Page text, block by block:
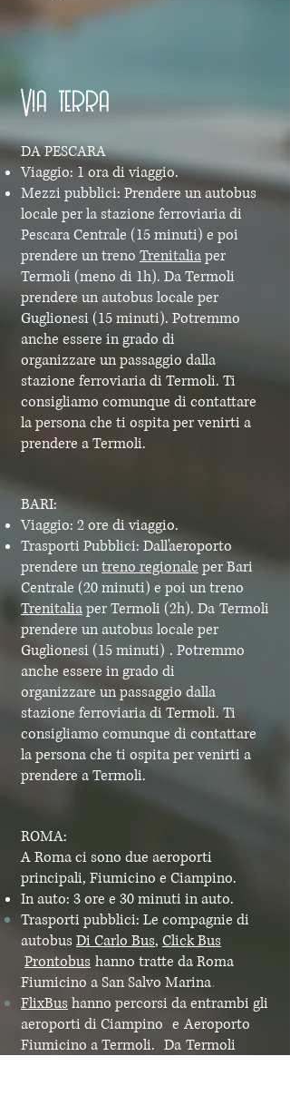
Via terra
DA PESCARA
Viaggio: 1 ora di viaggio.
Mezzi pubblici: Prendere un autobus
locale per la stazione ferroviaria di
Pescara Centrale (15 minuti) e poi
prendere un treno Trenitaliaper
Termoli (meno di 1h). Da Termoli
prendere un autobus locale per
Guglionesi (15 minuti). Potremmo
anche essere in grado di
organizzare un passaggio dalla
stazione ferroviaria di Termoli. Ti
consigliamo comunque di contattare
la persona che ti ospita per venirti a
prendere a Termoli.
BARI:
Viaggio: 2 ore di viaggio.
Trasporti Pubblici: Dall'aeroporto
prendere untreno regionale per Bari
Centrale (20 minuti) e poi un treno
Trenitaliaper Termoli (2h). Da Termoli
prendere un autobus locale per
Guglionesi (15 minuti) . Potremmo
anche essere in grado di
organizzare un passaggio dalla
stazione ferroviaria di Termoli. Ti
consigliamo comunque di contattare
la persona che ti ospita per venirti a
prendere a Termoli.
ROMA:
A Roma ci sono due aeroporti
principali, Fiumicino e Ciampino.
In auto: 3 ore e 30 minuti in auto.
Trasporti pubblici: Le compagnie di
autobusDi Carlo Bus, Click Bus
Prontobus hanno tratte da Roma
Fiumicino a San Salvo Marina.
FlixBushanno percorsi da entrambi gli
aeroporti di Ciampino e Aeroporto
Fiumicino a Termoli. Da Termoli